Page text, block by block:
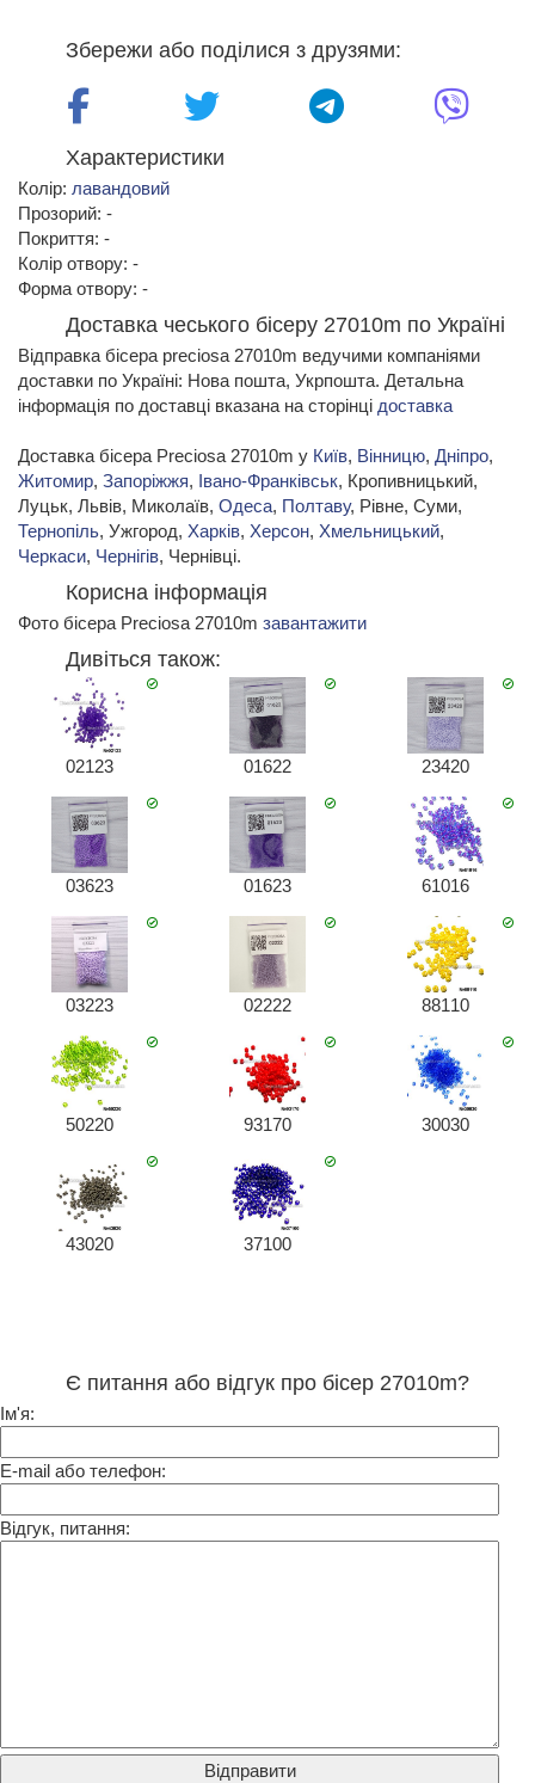
Збережи або поділися з друзями:
Характеристики
Колір: лавандовий
Прозорий: -
Покриття: -
Колір отвору: -
Форма отвору: -
Доставка чеського бісеру 27010m по Україні
Відправка бісера preciosa 27010m ведучими компаніями
доставки по Україні: Нова пошта, Укрпошта. Детальна
інформація по доставці вказана на сторінці доставка
Доставка бісера Preciosa 27010m у Київ, Вінницю, Дніпро,
Житомир, Запоріжжя, Івано-Франківськ, Кропивницький,
Луцьк, Львів, Миколаїв, Одеса, Полтаву, Рівне, Суми,
Тернопіль, Ужгород, Харків, Херсон, Хмельницький,
Черкаси, Чернігів, Чернівці.
Корисна інформація
Фото бісера Preciosa 27010m завантажити
Дивіться також:
02123 01622 23420
03623 01623 61016
03223 02222 88110
50220 93170 30030
43020 37100
Є питання або відгук про бісер 27010m?
Ім'я:
E-mail або телефон:
Відгук, питання: